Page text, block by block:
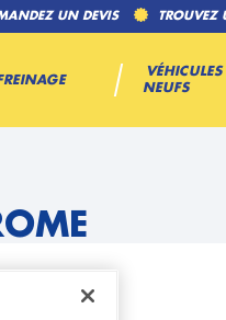
UN DEVIS TROUVEZ
VÉHICULES
NEUFS